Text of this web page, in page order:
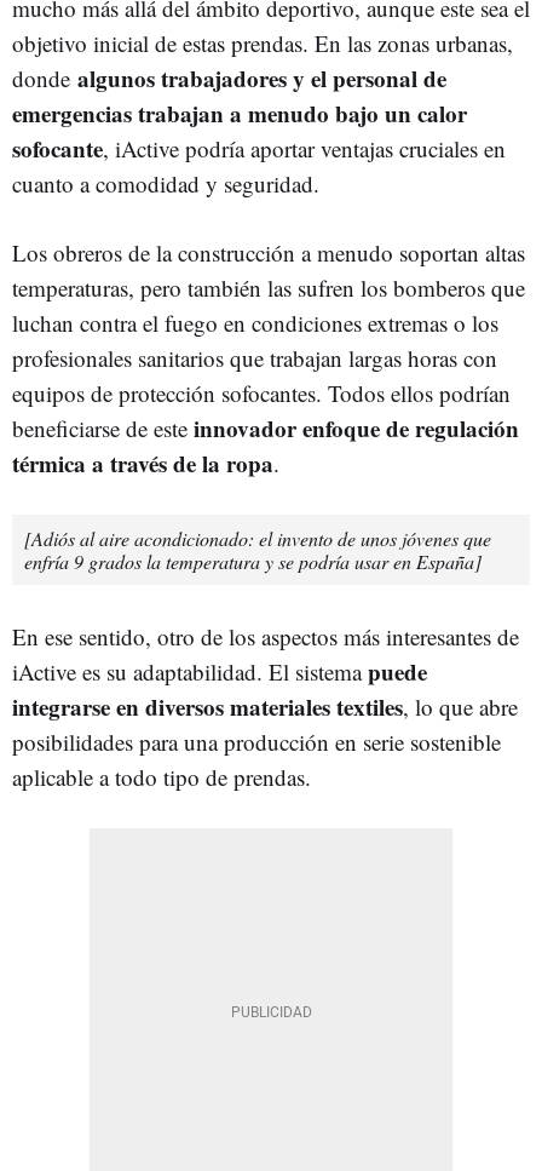
mucho más allá del ámbito deportivo, aunque este sea el
objetivo inicial de estas prendas. En las zonas urbanas,
donde algunos trabajadores y el personal de
emergencias trabajan a menudo bajo un calor
sofocante, iActive podría aportar ventajas cruciales en
cuanto a comodidad y seguridad.
Los obreros de la construcción a menudo soportan altas
temperaturas, pero también las sufren los bomberos que
luchan contra el fuego en condiciones extremas o los
profesionales sanitarios que trabajan largas horas con
equipos de protección sofocantes. Todos ellos podrían
beneficiarse de este innovador enfoque de regulación
térmica a través de la ropa.
[Adiós al aire acondicionado: el invento de unos jóvenes que
enfría 9 grados la temperatura y se podría usar en España]
En ese sentido, otro de los aspectos más interesantes de
iActive es su adaptabilidad. El sistemapuede
integrarse en diversos materiales textiles, lo que abre
posibilidades para una producción en serie sostenible
aplicable a todo tipo de prendas.